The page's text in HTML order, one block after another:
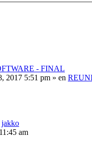
- FINAL
2017 5:51 pm » en
jakko
am